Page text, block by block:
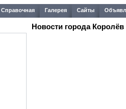
Справочная Галерея Сайты
Новости города Королёв